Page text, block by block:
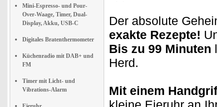
Mini-Espresso- und Pour-
Over-Waage, Timer, Dual-
Display, Akku, USB-C
Digitales Bratenthermometer
Küchenradio mit DAB+ und
FM
Timer mit Licht- und
Vibrations-Alarm
Der absolute
exakte Rezepte!
Bis zu 99 Minuten
Herd.
Mit einem